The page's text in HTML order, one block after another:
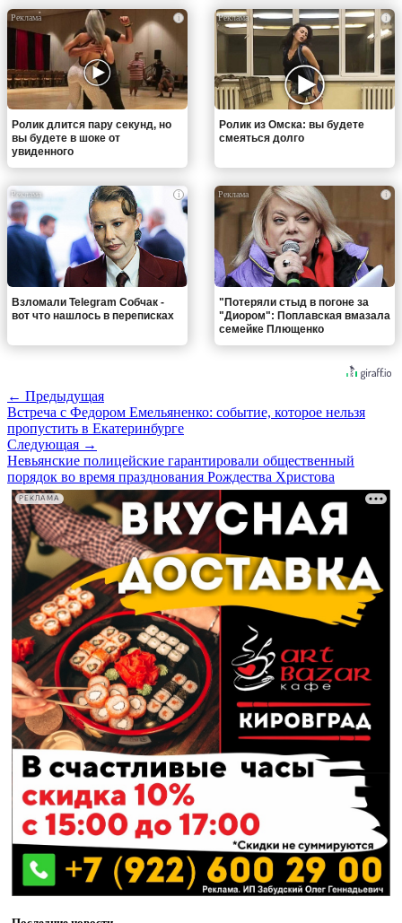
i
Ролик длится пару секунд, но
вы будете в шоке от
увиденного
i
Ролик из Омска: вы будете
смеяться долго
i
Взломали Telegram Собчак -
вот что нашлось в переписках
i
"Потеряли стыд в погоне за
"Диором": Поплавская вмазала
семейке Плющенко
← Предыдущая
Встреча с Федором Емельяненко: событие, которое нельзя
пропустить в Екатеринбурге
Следующая →
Невьянские полицейские гарантировали общественный
порядок во время празднования Рождества Христова
РЕКЛАМА